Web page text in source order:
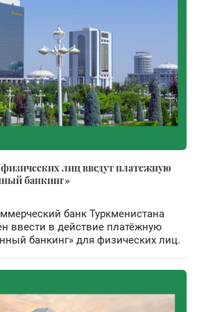
лиц введут платежную
банкинг»
банк Туркменистана
ввести в действие платёжную
банкинг» для физических лиц.